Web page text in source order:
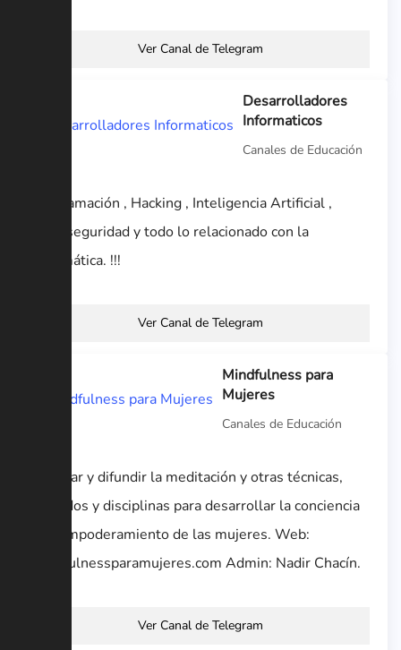
Ver Canal de Telegram
Desarrolladores
Informaticos
Canales de Educación
Programación , Hacking , Inteligencia Artificial ,
Ciberseguridad y todo lo relacionado con la
Informática. !!!
Ver Canal de Telegram
Mindfulness para
Mujeres
Canales de Educación
Enseñar y difundir la meditación y otras técnicas,
métodos y disciplinas para desarrollar la conciencia
y el empoderamiento de las mujeres. Web:
mindfulnessparamujeres.com Admin: Nadir Chacín.
Ver Canal de Telegram